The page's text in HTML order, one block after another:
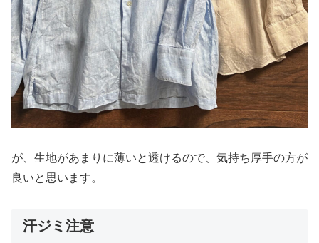
が、生地があまりに薄いと透けるので、気持ち厚手の方が
良いと思います。
汗ジミ注意